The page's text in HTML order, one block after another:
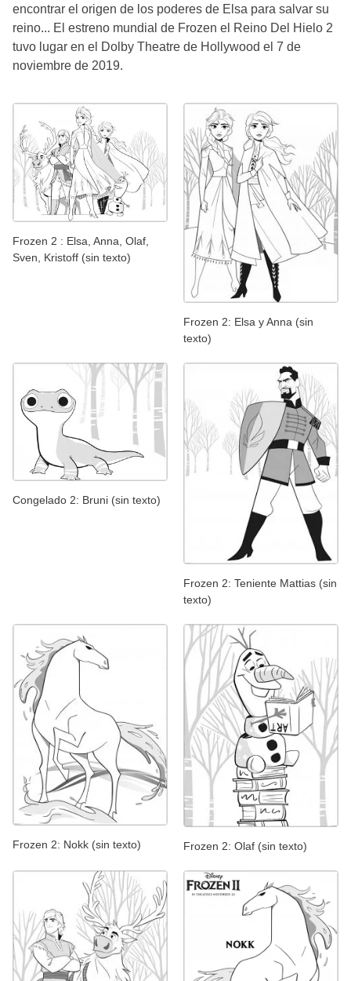
encontrar el origen de los poderes de Elsa para salvar su
reino... El estreno mundial de Frozen el Reino Del Hielo 2
tuvo lugar en el Dolby Theatre de Hollywood el 7 de
noviembre de 2019.
Frozen 2 : Elsa, Anna, Olaf,
Sven, Kristoff (sin texto)
Frozen 2: Elsa y Anna (sin
texto)
Congelado 2: Bruni (sin texto)
Frozen 2: Teniente Mattias (sin
texto)
Frozen 2: Nokk (sin texto) Frozen 2: Olaf (sin texto)